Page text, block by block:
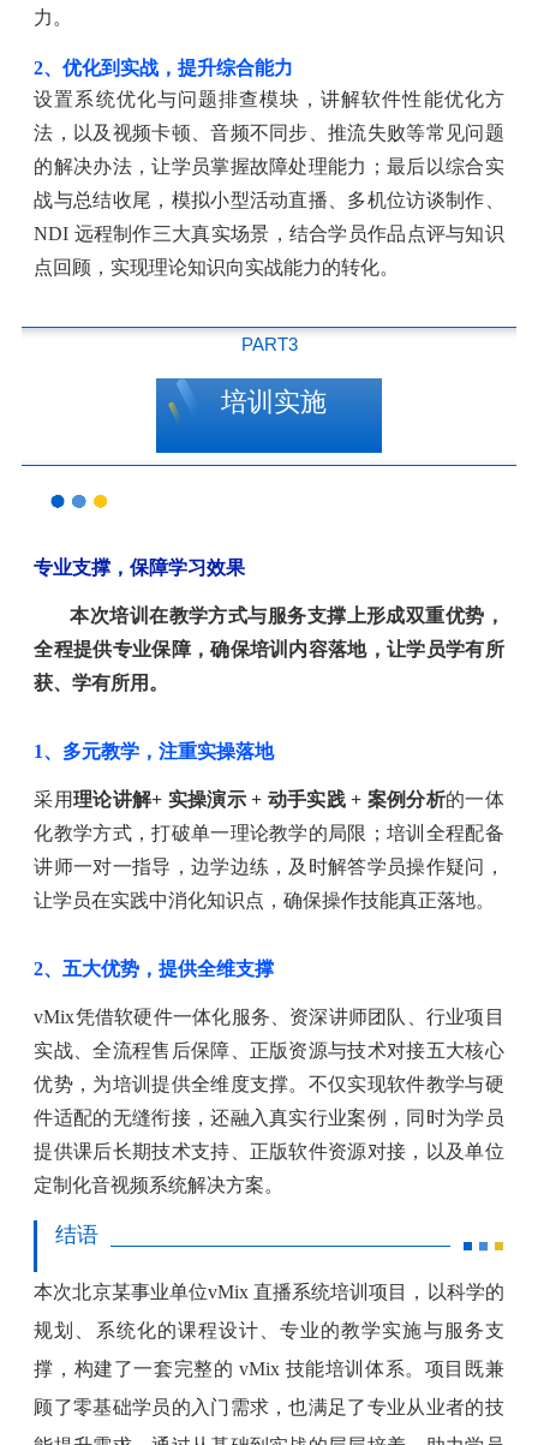
力。
2、优化到实战，提升综合能力
设置系统优化与问题排查模块，讲解软件性能优化方
法，以及视频卡顿、音频不同步、推流失败等常见问题
的解决办法，让学员掌握故障处理能力；最后以综合实
战与总结收尾，模拟小型活动直播、多机位访谈制作、
NDI 远程制作三大真实场景，结合学员作品点评与知识
点回顾，实现理论知识向实战能力的转化。
PART3
培训实施
专业支撑，保障学习效果
本次培训在教学方式与服务支撑上形成双重优势，
全程提供专业保障，确保培训内容落地，让学员学有所
获、学有所用。
1、多元教学，注重实操落地
采用理论讲解+ 实操演示 + 动手实践 + 案例分析的一体
化教学方式，打破单一理论教学的局限；培训全程配备
讲师一对一指导，边学边练，及时解答学员操作疑问，
让学员在实践中消化知识点，确保操作技能真正落地。
2、五大优势，提供全维支撑
vMix凭借软硬件一体化服务、资深讲师团队、行业项目
实战、全流程售后保障、正版资源与技术对接五大核心
优势，为培训提供全维度支撑。不仅实现软件教学与硬
件适配的无缝衔接，还融入真实行业案例，同时为学员
提供课后长期技术支持、正版软件资源对接，以及单位
定制化音视频系统解决方案。
结语
本次北京某事业单位vMix 直播系统培训项目，以科学的
规划、系统化的课程设计、专业的教学实施与服务支
撑，构建了一套完整的 vMix 技能培训体系。项目既兼
顾了零基础学员的入门需求，也满足了专业从业者的技